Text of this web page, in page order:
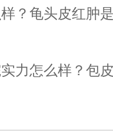
？龟头皮红肿
力怎么样？包